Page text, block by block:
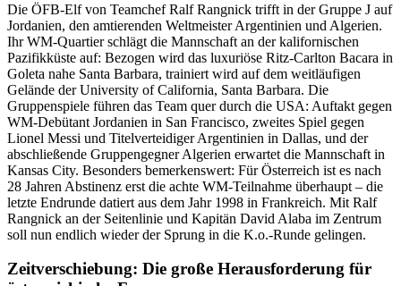
Die ÖFB-Elf von Teamchef Ralf Rangnick trifft in der Gruppe J auf
Jordanien, den amtierenden Weltmeister Argentinien und Algerien.
Ihr WM-Quartier schlägt die Mannschaft an der kalifornischen
Pazifikküste auf: Bezogen wird das luxuriöse Ritz-Carlton Bacara in
Goleta nahe Santa Barbara, trainiert wird auf dem weitläufigen
Gelände der University of California, Santa Barbara. Die
Gruppenspiele führen das Team quer durch die USA: Auftakt gegen
WM-Debütant Jordanien in San Francisco, zweites Spiel gegen
Lionel Messi und Titelverteidiger Argentinien in Dallas, und der
abschließende Gruppengegner Algerien erwartet die Mannschaft in
Kansas City. Besonders bemerkenswert: Für Österreich ist es nach
28 Jahren Abstinenz erst die achte WM-Teilnahme überhaupt – die
letzte Endrunde datiert aus dem Jahr 1998 in Frankreich. Mit Ralf
Rangnick an der Seitenlinie und Kapitän David Alaba im Zentrum
soll nun endlich wieder der Sprung in die K.o.-Runde gelingen.
Zeitverschiebung: Die große Herausforderung für